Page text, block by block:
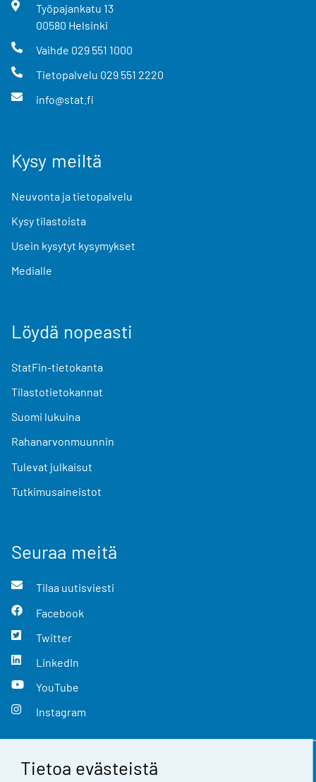
Tietoa evästeistä
Työpajankatu 13
00580 Helsinki
Vaihde 029 551 1000
Tietopalvelu 029 551 2220
info@stat.fi
Kysy meiltä
Neuvonta ja tietopalvelu
Kysy tilastoista
Usein kysytyt kysymykset
Medialle
Löydä nopeasti
StatFin-tietokanta
Tilastotietokannat
Suomi lukuina
Rahanarvonmuunnin
Tulevat julkaisut
Tutkimusaineistot
Seuraa meitä
Tilaa uutisviesti
Facebook
Twitter
LinkedIn
YouTube
Instagram
Yhteystiedot